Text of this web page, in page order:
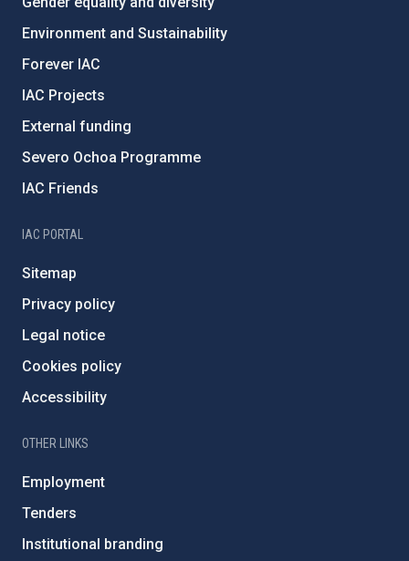
Environment and Sustainability
Forever IAC
IAC Projects
External funding
Severo Ochoa Programme
IAC Friends
IAC PORTAL
Sitemap
Privacy policy
Legal notice
Cookies policy
Accessibility
OTHER LINKS
Employment
Tenders
Institutional branding